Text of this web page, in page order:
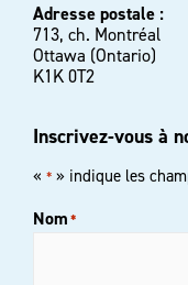
Adresse postale :
713, ch. Montréal
Ottawa (Ontario)
K1K 0T2
Inscrivez-vous à
« * » indique les
Nom*